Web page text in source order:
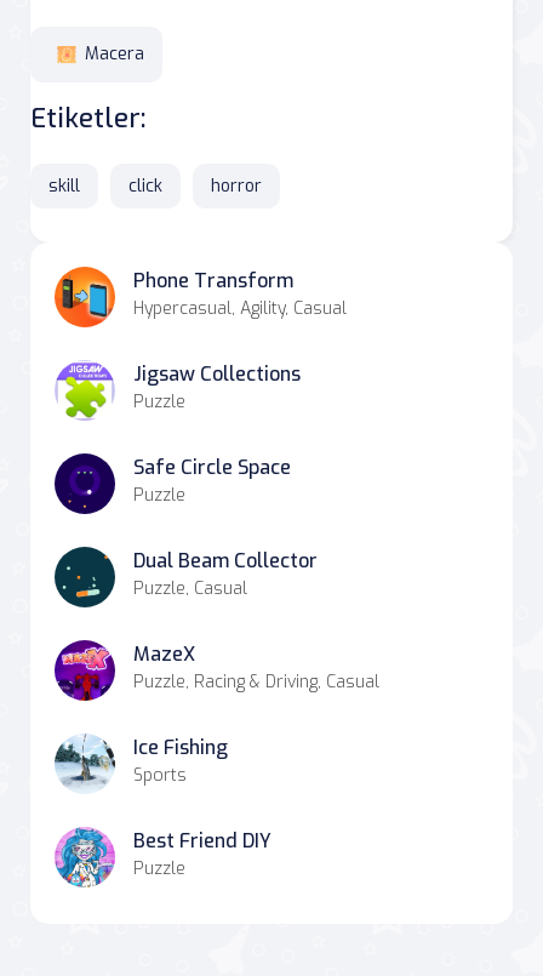
Macera
Etiketler:
skill click horror
Phone Transform
Hypercasual, Agility, Casual
Jigsaw Collections
Puzzle
Safe Circle Space
Puzzle
Dual Beam Collector
Puzzle, Casual
MazeX
Puzzle, Racing & Driving, Casual
Ice Fishing
Sports
Best Friend DIY
Puzzle